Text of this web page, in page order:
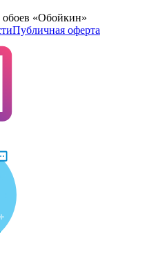
«Обойкин»
Публичная оферта